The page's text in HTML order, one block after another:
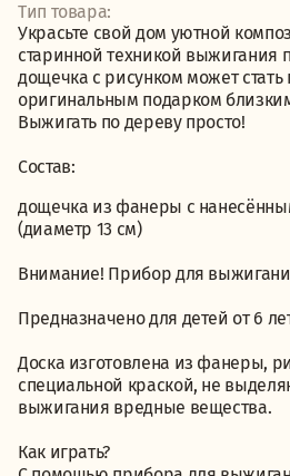
Тип товара:
Украсьте свой дом уютной
старинной техникой выжигания
дощечка с рисунком может
оригинальным подарком
Выжигать по дереву просто!
Состав:
дощечка из фанеры с
(диаметр 13 см)
Внимание! Прибор для
Предназначено для детей от 6
Доска изготовлена из фанеры,
специальной краской, не
выжигания вредные вещества.
Как играть?